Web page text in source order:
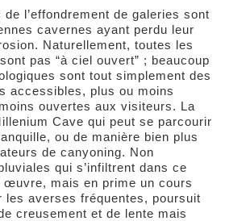
l’effondrement de galeries sont
cavernes ayant perdu leur
Naturellement, toutes les
pas “à ciel ouvert” ; beaucoup
sont tout simplement des
accessibles, plus ou moins
ouvertes aux visiteurs. La
Cave qui peut se parcourir
ou de manière bien plus
de canyoning. Non
qui s’infiltrent dans ce
œuvre, mais en prime un cours
les averses fréquentes, poursuit
creusement et de lente mais